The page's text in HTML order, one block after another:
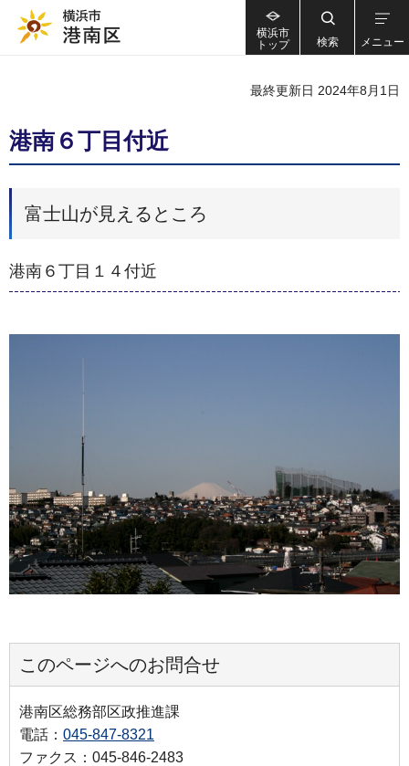
横浜市
トップ
検索 メニュー
最終更新日 2024年8月1日
港南６丁目付近
富士山が見えるところ
港南６丁目１４付近
このページへのお問合せ
港南区総務部区政推進課
電話： 045-847-8321
ファクス：045-846-2483